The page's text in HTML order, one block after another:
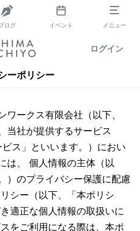
ログ イベント メニュー
ログイン
ーポリシー
ークス有限会社（以下、
当社が提供するサービス
ビス」といいます。）におい
は、 個人情報の主体（以
）のプライバシー保護に配慮
シー（以下、「本ポリシ
適正な個人情報の取扱いに
をご利用になる際は、本ポ